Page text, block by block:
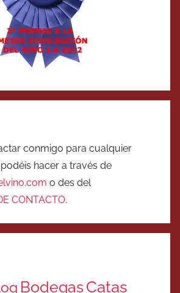
conmigo para cualquier
hacer a través de
o des del
CONTACTO.
BodegasCatas